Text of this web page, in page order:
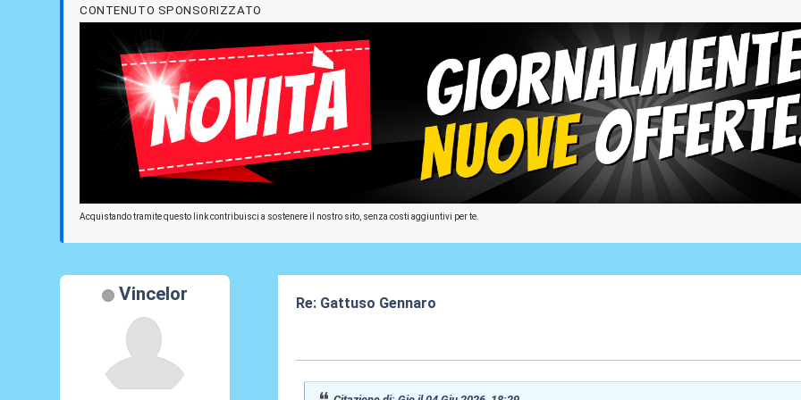
CONTENUTO SPONSORIZZATO
Acquistando tramite questo link contribuisci a sostenere il nostro sito, senza costi aggiuntivi per te.
Vincelor
Re: Gattuso Gennaro